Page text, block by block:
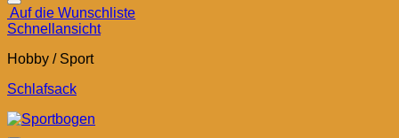
Auf die Wunschliste
Schnellansicht
Hobby / Sport
Schlafsack